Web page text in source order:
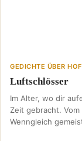
GEDICHTE ÜBER
Luftschlösser
Im Alter, wo dir
Zeit gebracht.
Wenngleich